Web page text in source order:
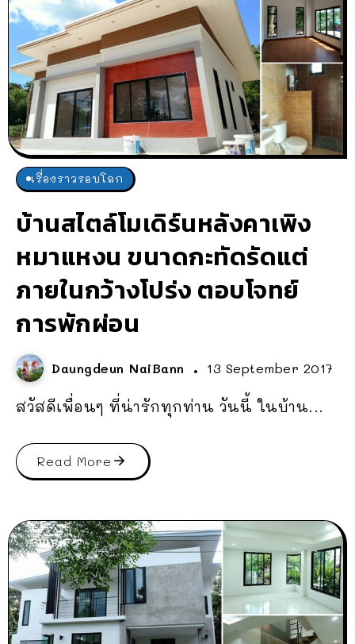
เรื่องราวรอบโลก
บ้านสไตล์โมเดิร์นหลังคาเพิง
หมาแหงน ขนาดกะทัดรัดแต่
ภายในกว้างโปร่ง ตอบโจทย์
การพักผ่อน
Daungdeun NaiBann 13 September 2017
สวัสดีเพื่อนๆ ที่น่ารักทุกท่าน วันนี้ ในบ้าน...
Read More